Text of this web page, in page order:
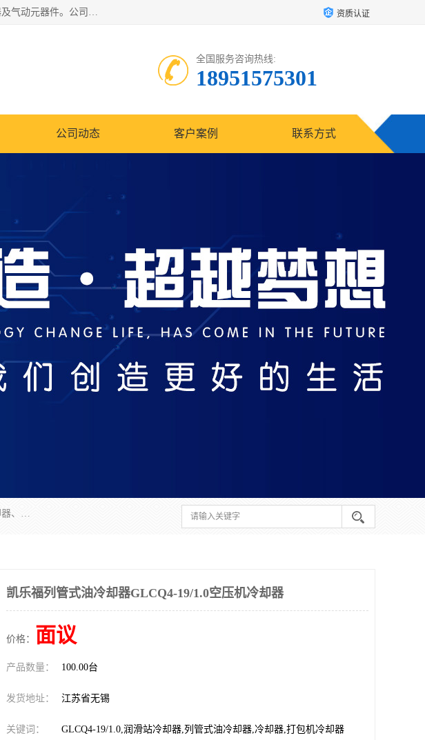
无锡凯乐福智能科技有限公司主营产品：打包机油泵、风冷式油冷却器、液压阀、液压泵、冷却器、过滤器及气动元器件。公司主导生产齿轮泵、齿轮马达、液压阀等产品。共计100多个系列、3000余种规格。覆盖了液压系统的动力元件、控制元件和执行元件，具备较强的成套供货、服务能力。 资质认证
全国服务咨询热线:
18951575301
公司动态 客户案例 联系方式
无锡凯乐福智能科技有限公司主营产品：打包机油泵、风冷式油冷却器、液压阀、液压泵、冷却器、过滤器及气动元器件。公司主导生产齿轮泵、齿轮马达、液压阀等产品。共计100多个系列、3000余种规格。覆盖了液压系统的动力元件、控制元件和执行元件，具备较强的成套供货、服务能力。
凯乐福列管式油冷却器GLCQ4-19/1.0空压机冷却器
价格： 面议
产品数量： 100.00台
发货地址： 江苏省无锡
关键词： GLCQ4-19/1.0,润滑站冷却器,列管式油冷却器,冷却器,打包机冷却器